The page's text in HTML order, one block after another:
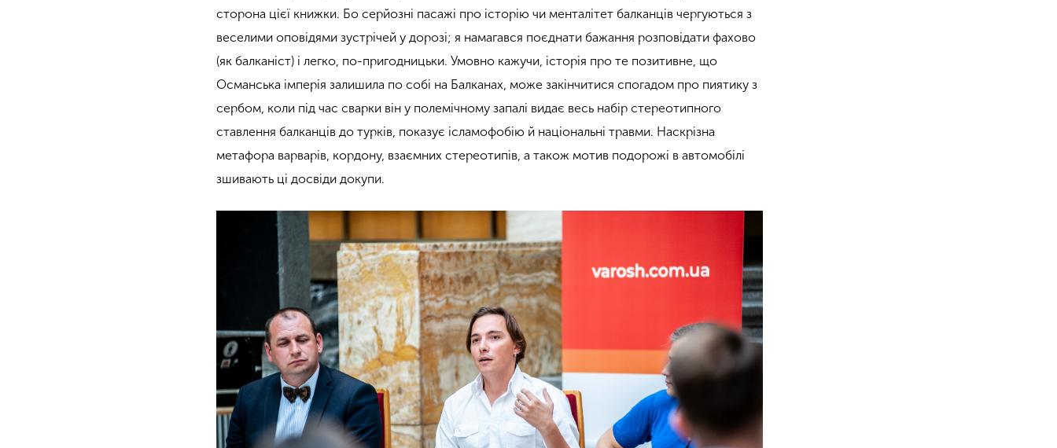
сторона цієї книжки. Бо серйозні пасажі про історію чи менталітет балканців чергуються з
веселими оповідями зустрічей у дорозі; я намагався поєднати бажання розповідати фахово
(як балканіст) і легко, по-пригодницьки. Умовно кажучи, історія про те позитивне, що
Османська імперія залишила по собі на Балканах, може закінчитися спогадом про пиятику з
сербом, коли під час сварки він у полемічному запалі видає весь набір стереотипного
ставлення балканців до турків, показує ісламофобію й національні травми. Наскрізна
метафора варварів, кордону, взаємних стереотипів, а також мотив подорожі в автомобілі
зшивають ці досвіди докупи.